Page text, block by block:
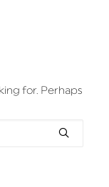
for. Perhaps